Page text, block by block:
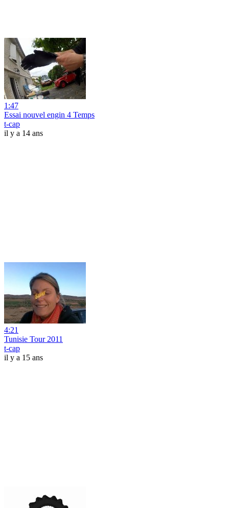
1:47
Essai nouvel engin 4 Temps
t-cap
il y a 14 ans
4:21
Tunisie Tour 2011
t-cap
il y a 15 ans